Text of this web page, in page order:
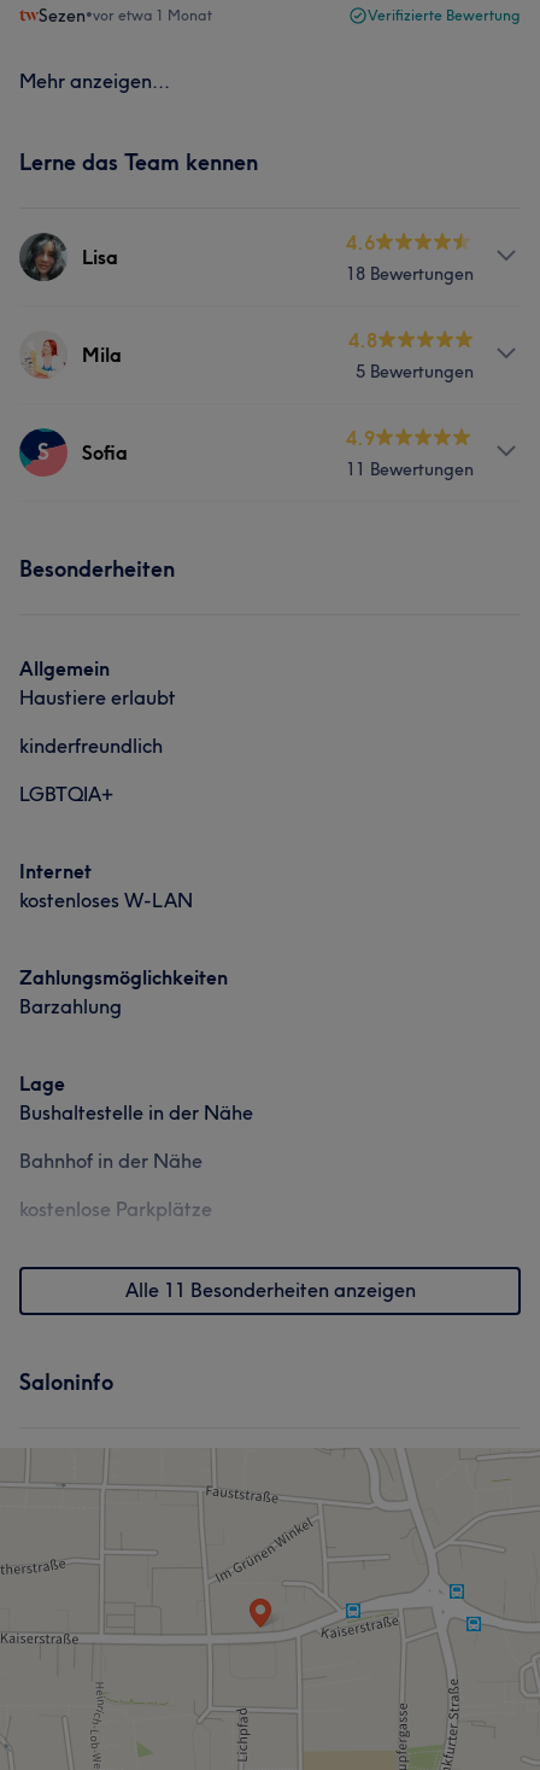
Sezen•vor etwa 1 Monat Verifizierte Bewertung
Mehr anzeigen...
Lerne das Team kennen
Lisa
4.6
18 Bewertungen
Services
Portfolio
Mila
4.8
5 Bewertungen
Services
S Sofia
4.9
11 Bewertungen
Besonderheiten
Allgemein
Haustiere erlaubt
kinderfreundlich
LGBTQIA+
Internet
kostenloses W-LAN
Zahlungsmöglichkeiten
Barzahlung
Lage
Bushaltestelle in der Nähe
Bahnhof in der Nähe
kostenlose Parkplätze
Alle 11 Besonderheiten anzeigen
Saloninfo